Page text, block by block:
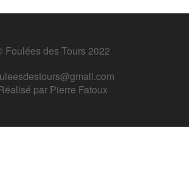
Foulées des Tours 2022
par Pierre Fatoux